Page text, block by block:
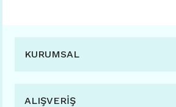
KURUMSAL
ALIŞVERİŞ